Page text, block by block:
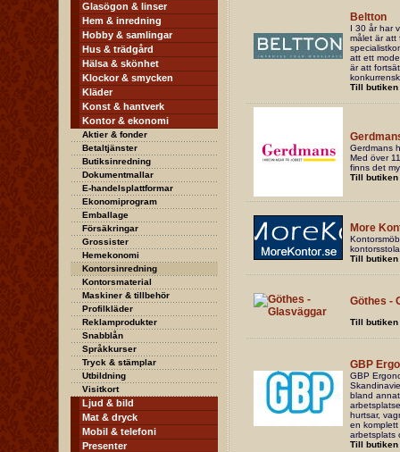
Glasögon & linser
Hem & inredning
Hobby & samlingar
Hus & trädgård
Hälsa & skönhet
Klockor & smycken
Kläder
Konst & hantverk
Kontor & ekonomi
Aktier & fonder
Betaltjänster
Butiksinredning
Dokumentmallar
E-handelsplattformar
Ekonomiprogram
Emballage
Försäkringar
Grossister
Hemekonomi
Kontorsinredning
Kontorsmaterial
Maskiner & tillbehör
Profilkläder
Reklamprodukter
Snabblån
Språkkurser
Tryck & stämplar
Utbildning
Visitkort
Ljud & bild
Mat & dryck
Mobil & telefoni
Presenter
Beltton
I 30 år har
målet är att
att ett
är att
Till butiken
Gerdmans
Med över
finns det
Till butiken
More
Till butiken
Göthes -
Till butiken
GBP
GBP
bland
hurtsar,
en
arbetsplats
Till butiken